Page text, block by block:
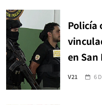
Policía
en San
V21 6